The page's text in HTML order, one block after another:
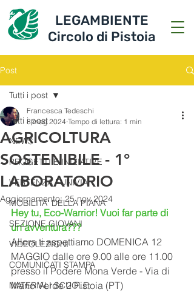
LEGAMBIENTE
Circolo di Pistoia
Post
Tutti i post
NEWS
PROGETTI E INIZIATIVE
VERTENZA FUNIVIA
MOBILITA' DELLA PIANA
SEZIONE GIOVANI
VIDEOLEZIONI
COMUNICATI STAMPA
MATERIALI SCUOLE
Tutti i post
AGRICOLTURA
SOSTENIBILE - 1°
LABORATORIO
Francesca Tedeschi
8 mag 2024 Tempo di lettura: 1 min
Aggiornamento:25 nov 2024
Hey tu, Eco-Warrior! Vuoi far parte di
un'avventura???
Allora ti aspettiamo DOMENICA 12
MAGGIO dalle ore 9.00 alle ore 11.00
presso il Podere Mona Verde - Via di
Mano Verde 2 Pistoia (PT)